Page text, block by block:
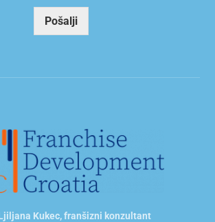
Pošalji
Kukec, franšizni konzultant